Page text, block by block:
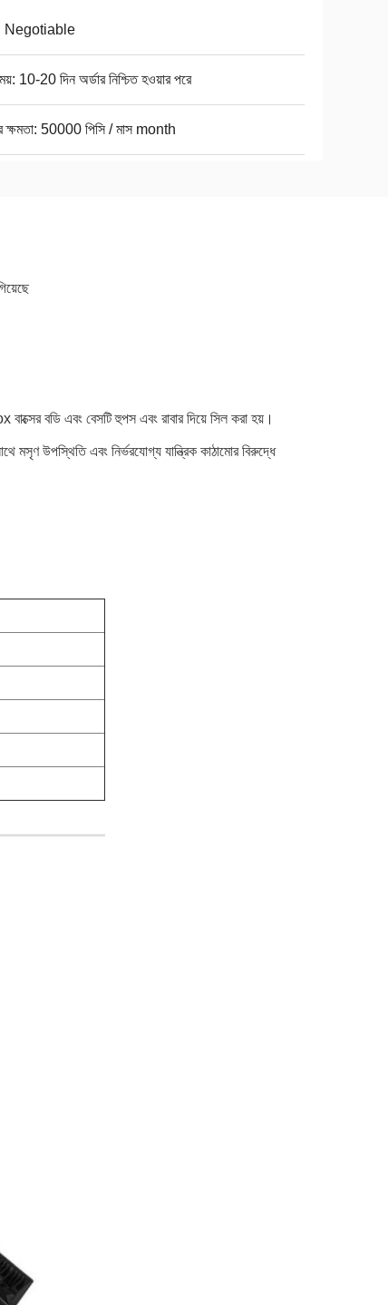
Negotiable
10-20 দিন অর্ডার নিশ্চিত হওয়ার পরে
ক্ষমতা: 50000 পিসি / মাস month
বডি এবং বেসটি হুপস এবং রাবার দিয়ে সিল করা হয়।
মসৃণ উপস্থিতি এবং নির্ভরযোগ্য যান্ত্রিক কাঠামোর বিরুদ্ধে